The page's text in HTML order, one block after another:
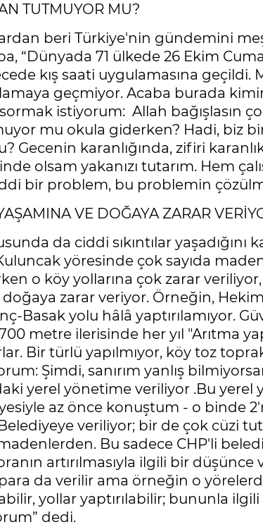
TUTMUYOR MU?
beri Türkiye'nin gündemini
“Dünyada 71 ülkede 26 Ekim
kış saati uygulamasına geçildi.
geçmiyor. Acaba burada
istiyorum: Allah bağışlasın
mu okula giderken? Hadi, biz
Gecenin karanlığında, zifiri
olsam yakanızı tutarım. Hem
bir problem, bu problemin
VE DOĞAYA ZARAR
da ciddi sıkıntılar yaşadığını
yöresinde çok sayıda
o köy yollarına çok zarar
doğaya zarar veriyor. Örneğin,
Basak yolu hâlâ yaptırılamıyor.
metre ilerisinde her yıl "Arıtma
Bir türlü yapılmıyor, köy toz
Şimdi, sanırım yanlış
yerel yönetime veriliyor .Bu
az önce konuştum - o binde
veriliyor; bir de çok cüzi
Bu sadece CHP'li
artırılmasıyla ilgili bir düşünce
da verilir ama örneğin o
yollar yaptırılabilir; bununla
dedi.